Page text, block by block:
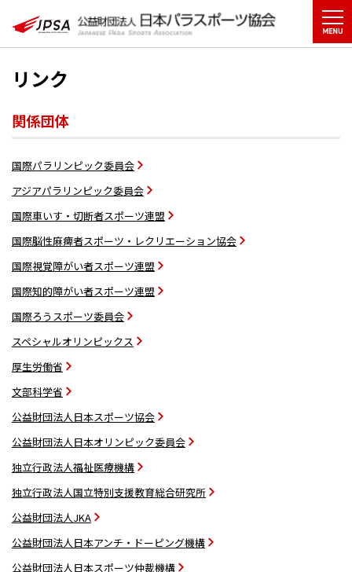
リンク
関係団体
国際パラリンピック委員会
アジアパラリンピック委員会
国際車いす・切断者スポーツ連盟
国際脳性麻痺者スポーツ・レクリエーション協会
国際視覚障がい者スポーツ連盟
国際知的障がい者スポーツ連盟
国際ろうスポーツ委員会
スペシャルオリンピックス
厚生労働省
文部科学省
公益財団法人日本スポーツ協会
公益財団法人日本オリンピック委員会
独立行政法人福祉医療機構
独立行政法人国立特別支援教育総合研究所
公益財団法人JKA
公益財団法人日本アンチ・ドーピング機構
公益財団法人日本スポーツ仲裁機構